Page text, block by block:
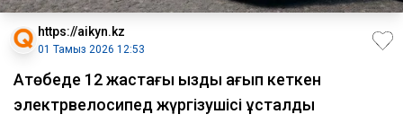
https://aikyn.kz
01 Тамыз 2026 12:53
Ақтөбеде 12 жастағы қызды қағып кеткен
электрвелосипед жүргізушісі ұсталды